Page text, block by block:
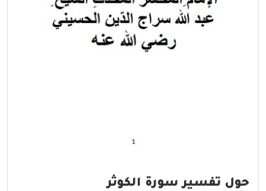
حول تفسير سورة الكوثر